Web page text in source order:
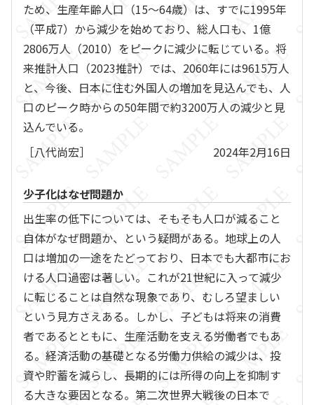
ため、生産年齢人口（15～64歳）は、すでに1995年
（平成7）から減少を始めており、総人口も、1億
2806万人（2010）をピークに減少に転じている。将
来推計人口（2023推計）では、2060年には9615万人
と、今後、日本に住む外国人の増加を見込んでも、人
口のピーク時からの50年間で約3200万人の減少と見
込んでいる。
［八代尚宏］
2024年2月16日
少子化はなぜ問題か
出生率の低下については、そもそも人口が減ること
自体がなぜ問題か、という疑問がある。地球上の人
口は増加の一途をたどっており、日本でも大都市にお
ける人口過密は著しい。これが21世紀に入って減少
に転じることは自然な現象であり、むしろ望ましい
という見方さえある。しかし、子どもは将来の消費
者であるとともに、生産活動を支える労働者でもあ
る。経済活動の基礎となる労働力供給の減少は、投
資や貯蓄を減らし、長期的には所得の向上を抑制す
る大きな要因となる。第二次世界大戦後の日本で